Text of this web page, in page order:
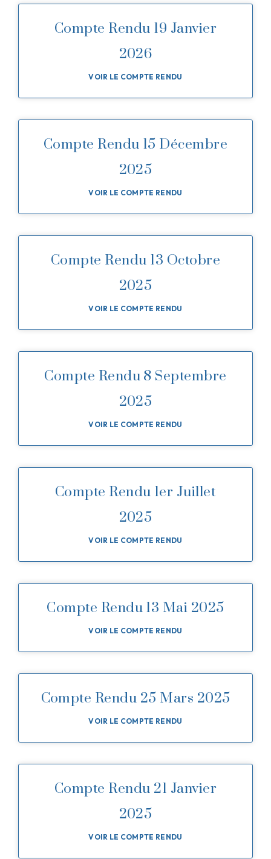
Compte Rendu 19 Janvier
2026
VOIR LE COMPTE RENDU
Compte Rendu 15 Décembre
2025
VOIR LE COMPTE RENDU
Compte Rendu 13 Octobre
2025
VOIR LE COMPTE RENDU
Compte Rendu 8 Septembre
2025
VOIR LE COMPTE RENDU
Compte Rendu 1er Juillet
2025
VOIR LE COMPTE RENDU
Compte Rendu 13 Mai 2025
VOIR LE COMPTE RENDU
Compte Rendu 25 Mars 2025
VOIR LE COMPTE RENDU
Compte Rendu 21 Janvier
2025
VOIR LE COMPTE RENDU